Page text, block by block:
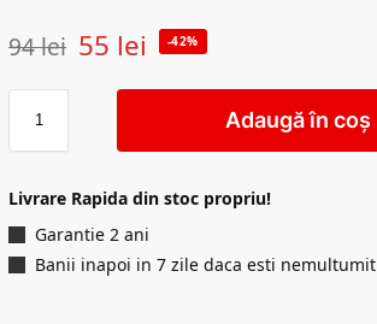
94lei 55 lei -42%
Adaugă în coș
Livrare Rapida din stoc propriu!
Garantie 2 ani
Banii inapoi in 7 zile daca esti nemultumit